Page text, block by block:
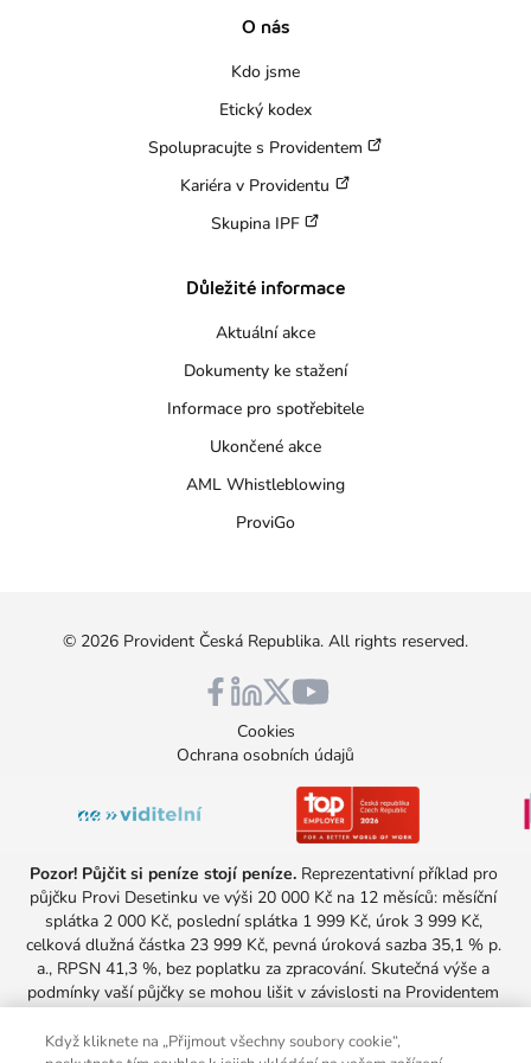
O nás
Kdo jsme
Etický kodex
Spolupracujte s Providentem
Kariéra v Providentu
Skupina IPF
Důležité informace
Aktuální akce
Dokumenty ke stažení
Informace pro spotřebitele
Ukončené akce
AML Whistleblowing
ProviGo
© 2026 Provident Česká Republika. All rights reserved.
Cookies
Ochrana osobních údajů
Pozor! Půjčit si peníze stojí peníze. Reprezentativní příklad pro
půjčku Provi Desetinku ve výši 20 000 Kč na 12 měsíců: měsíční
splátka 2 000 Kč, poslední splátka 1 999 Kč, úrok 3 999 Kč,
celková dlužná částka 23 999 Kč, pevná úroková sazba 35,1 % p.
a., RPSN 41,3 %, bez poplatku za zpracování. Skutečná výše a
podmínky vaší půjčky se mohou lišit v závislosti na Providentem
všechny, kteří aktuálně u Providentu nesplácejí žádnou půjčku.
Když kliknete na „Přijmout všechny soubory cookie“,